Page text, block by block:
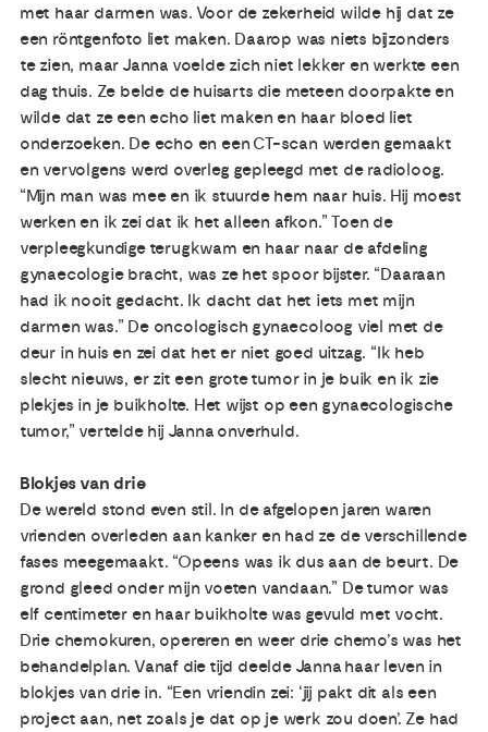
met haar darmen was. Voor de zekerheid wilde hij dat ze
een röntgenfoto liet maken. Daarop was niets bijzonders
te zien, maar Janna voelde zich niet lekker en werkte een
dag thuis. Ze belde de huisarts die meteen doorpakte en
wilde dat ze een echo liet maken en haar bloed liet
onderzoeken. De echo en een CT-scan werden gemaakt
en vervolgens werd overleg gepleegd met de radioloog.
“Mijn man was mee en ik stuurde hem naar huis. Hij moest
werken en ik zei dat ik het alleen afkon.” Toen de
verpleegkundige terugkwam en haar naar de afdeling
gynaecologie bracht, was ze het spoor bijster. “Daaraan
had ik nooit gedacht. Ik dacht dat het iets met mijn
darmen was.” De oncologisch gynaecoloog viel met de
deur in huis en zei dat het er niet goed uitzag. “Ik heb
slecht nieuws, er zit een grote tumor in je buik en ik zie
plekjes in je buikholte. Het wijst op een gynaecologische
tumor,” vertelde hij Janna onverhuld.
Blokjes van drie
De wereld stond even stil. In de afgelopen jaren waren
vrienden overleden aan kanker en had ze de verschillende
fases meegemaakt. “Opeens was ik dus aan de beurt. De
grond gleed onder mijn voeten vandaan.” De tumor was
elf centimeter en haar buikholte was gevuld met vocht.
Drie chemokuren, opereren en weer drie chemo’s was het
behandelplan. Vanaf die tijd deelde Janna haar leven in
blokjes van drie in. “Een vriendin zei: ‘jij pakt dit als een
project aan, net zoals je dat op je werk zou doen’. Ze had